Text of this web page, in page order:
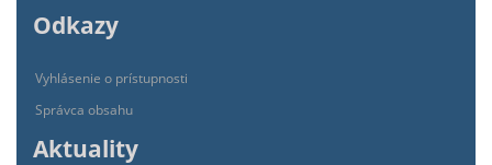
Odkazy
Vyhlásenie o prístupnosti
Správca obsahu
Aktuality